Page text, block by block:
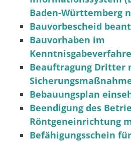
Baden-Württemberg
Bauvorbescheid
Bauvorhaben im
Beauftragung Dritter
Bebauungsplan
Beendigung des
Röntgeneinrichtung
Befähigungsschein